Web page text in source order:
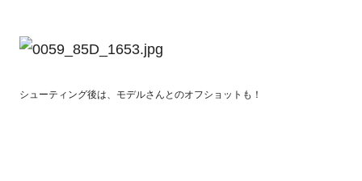
シューティング後は、モデルさんとのオフショットも！